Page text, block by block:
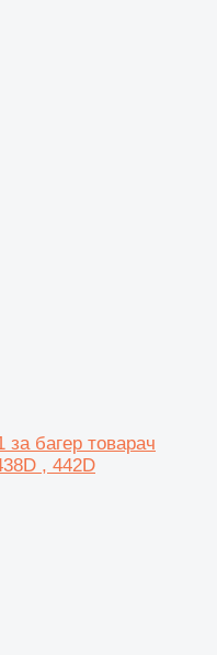
багер товарач
, 442D